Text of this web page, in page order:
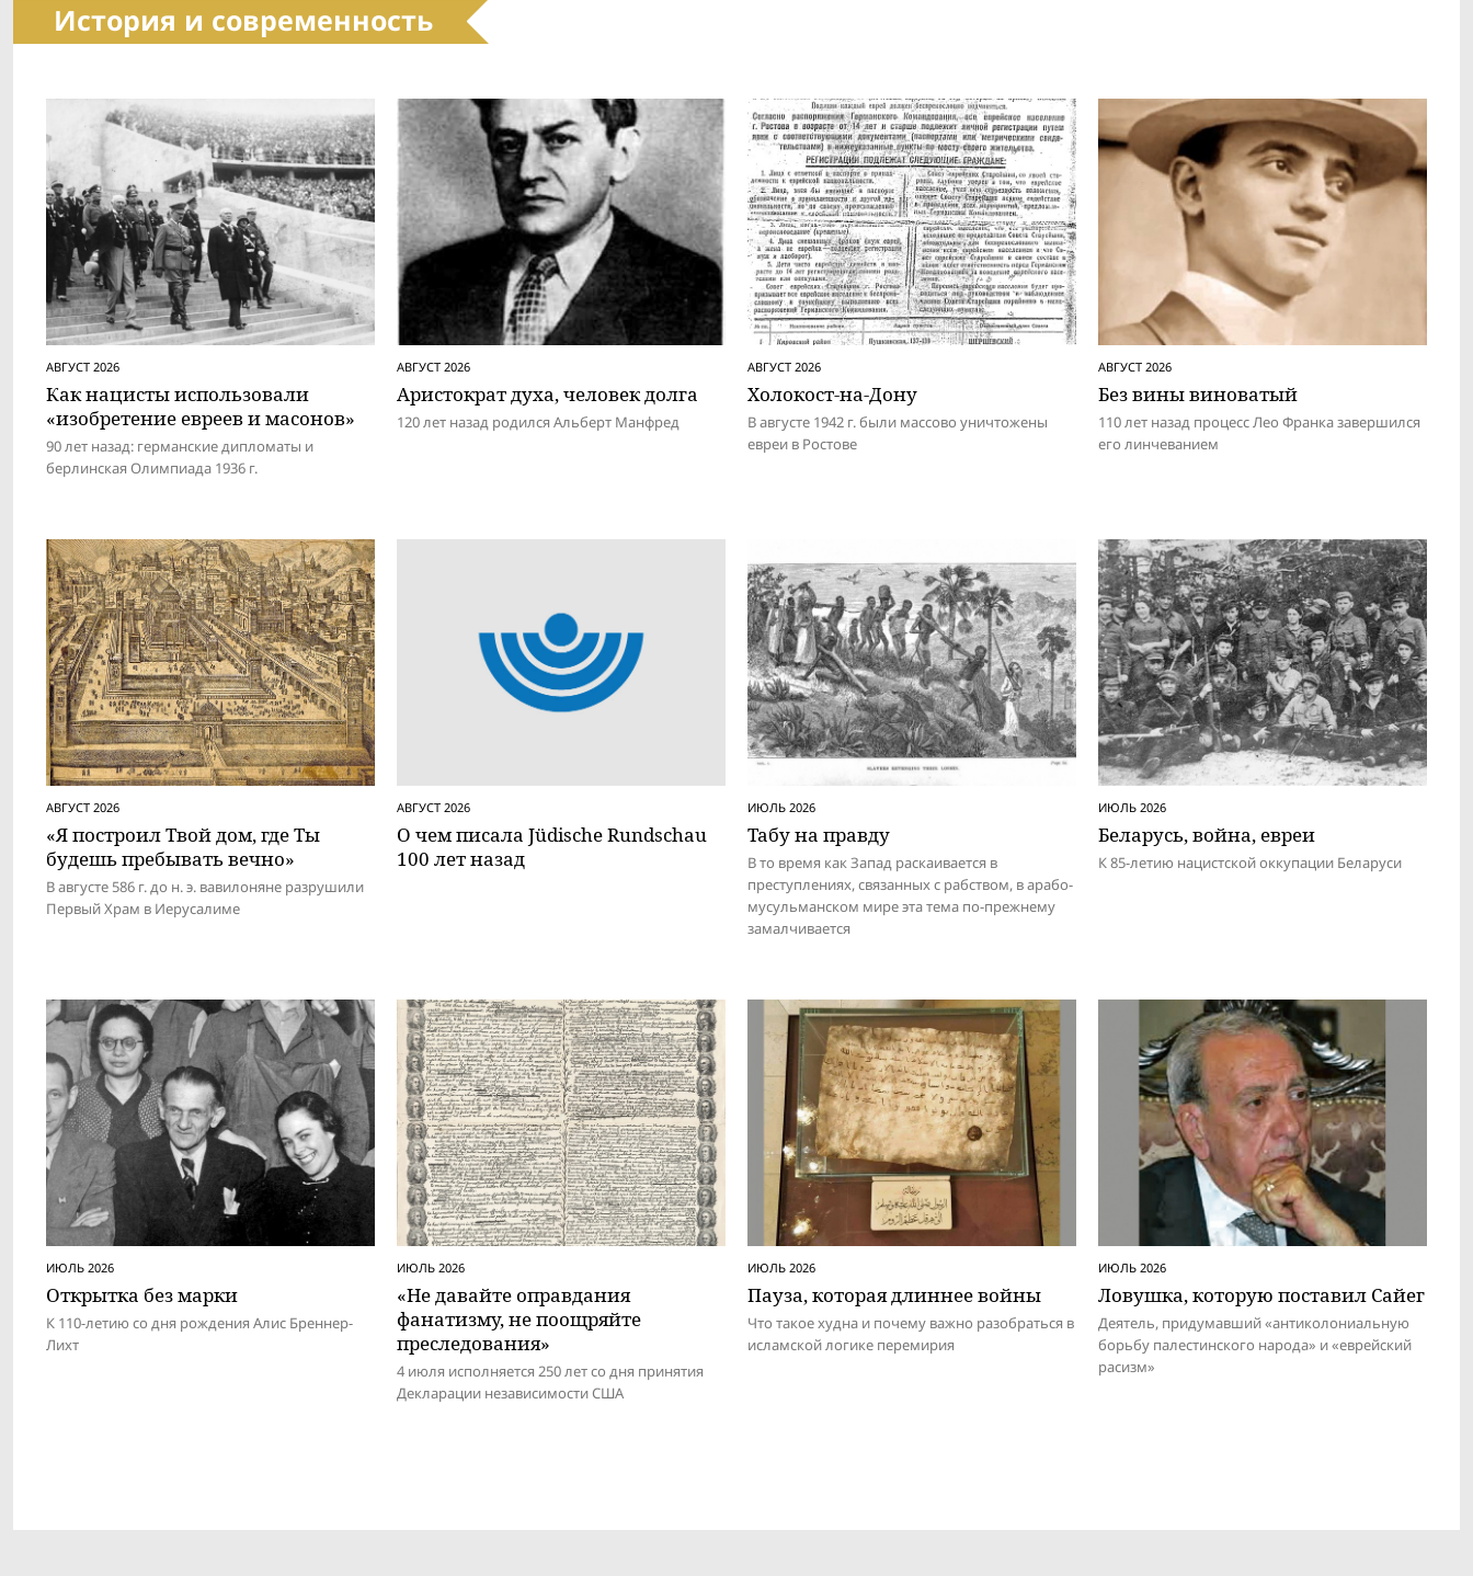
История и современность
АВГУСТ 2026
Как нацисты использовали
«изобретение евреев и масонов»
90 лет назад: германские дипломаты и
берлинская Олимпиада 1936 г.
АВГУСТ 2026
Аристократ духа, человек долга
120 лет назад родился Альберт Манфред
АВГУСТ 2026
Холокост-на-Дону
В августе 1942 г. были массово уничтожены
евреи в Ростове
АВГУСТ 2026
Без вины виноватый
110 лет назад процесс Лео Франка завершился
его линчеванием
АВГУСТ 2026
«Я построил Твой дом, где Ты
будешь пребывать вечно»
В августе 586 г. до н. э. вавилоняне разрушили
Первый Храм в Иерусалиме
АВГУСТ 2026
О чем писала Jüdische Rundschau
100 лет назад
ИЮЛЬ 2026
Табу на правду
В то время как Запад раскаивается в
преступлениях, связанных с рабством, в арабо-
мусульманском мире эта тема по-прежнему
замалчивается
ИЮЛЬ 2026
Беларусь, вой­на, евреи
К 85-летию нацистской оккупации Беларуси
ИЮЛЬ 2026
Открытка без марки
К 110-летию со дня рождения Алис Бреннер-
Лихт
ИЮЛЬ 2026
«Не давайте оправдания
фанатизму, не поощряйте
преследования»
4 июля исполняется 250 лет со дня принятия
Декларации независимости США
ИЮЛЬ 2026
Пауза, которая длиннее вой­ны
Что такое худна и почему важно разобраться в
исламской логике перемирия
ИЮЛЬ 2026
Ловушка, которую поставил Сайег
Деятель, придумавший «антиколониальную
борьбу палестинского народа» и «eвpeйский
расизм»